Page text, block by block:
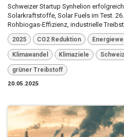
Schweizer Startup Synhelion
Solarkraftstoffe, Solar Fuels im Test.
Rohbiogas-Effizienz, industrielle
2025 CO2 Reduktion
Klimawandel Klimaziele Schweiz
grüner Treibstoff
20.05.2025